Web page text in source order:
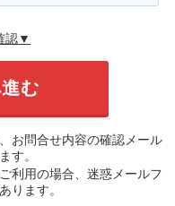
認▼
お問合せ内容の確認メール
す。
利用の場合、迷惑メールフ
ります。